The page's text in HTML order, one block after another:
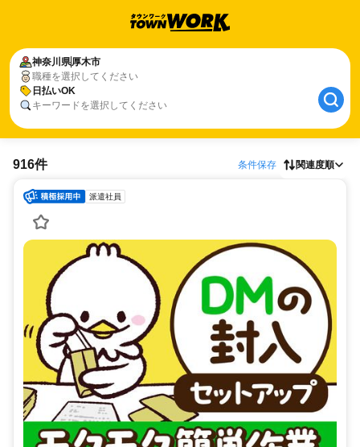
神奈川県厚木市
職種を選択してください
日払いOK
キーワードを選択してください
916件 条件保存 関連度順
派遣社員